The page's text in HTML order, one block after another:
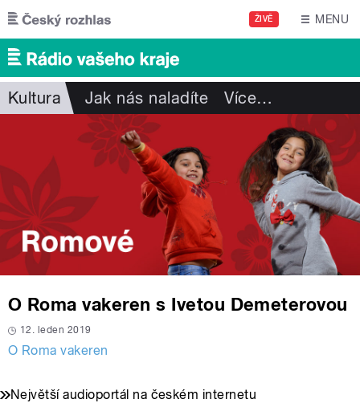
Přejít k hlavnímu obsahu
ŽIVĚ MENU
Kultura Jak nás naladíte Více…
O Roma vakeren s Ivetou Demeterovou
12. leden 2019
O Roma vakeren
Největší audioportál na českém internetu